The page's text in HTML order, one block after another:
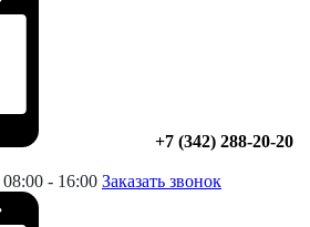
+7 (342) 288-20-20
08:00 - 16:00 Заказать звонок